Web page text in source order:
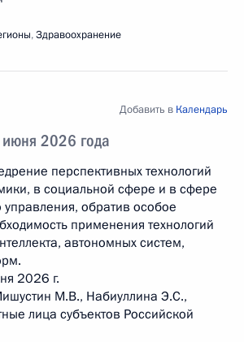
,Здравоохранение
2026 года
Добавить в Календарь
перспективных технологий
в социальной сфере и в сфере
управления, обратив особое
применения технологий
автономных систем,
2026 г.
М.В., Набиуллина Э.С.,
лица субъектов Российской